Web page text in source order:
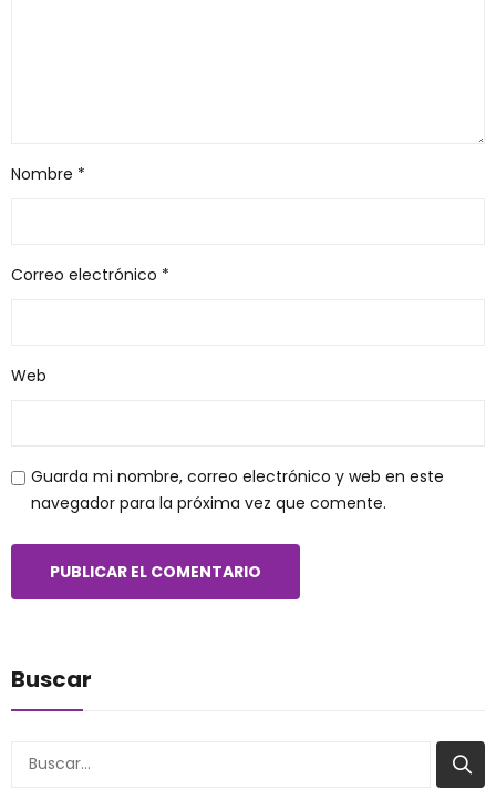
Nombre *
Correo electrónico *
Web
Guarda mi nombre, correo electrónico y web en este
navegador para la próxima vez que comente.
Buscar